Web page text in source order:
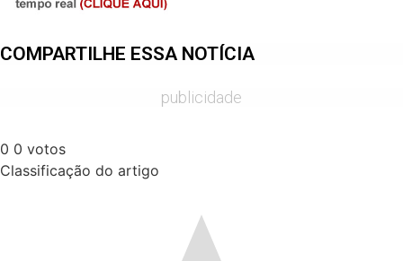
COMPARTILHE ESSA NOTÍCIA
publicidade
0 0 votos
Classificação do artigo